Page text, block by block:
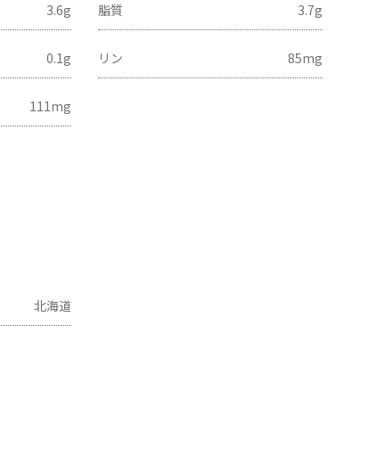
3.6g 脂質 3.7g
0.1g リン 85mg
111mg
北海道